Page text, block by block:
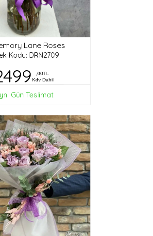
Lane Roses
Kodu: DRN2709
,00TL
Kdv Dahil
Gün Teslimat